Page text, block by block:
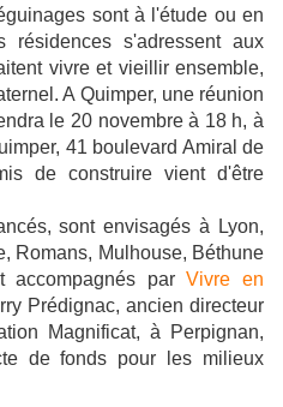
sont à l'étude ou en
s'adressent aux
vivre et vieillir ensemble,
A Quimper, une réunion
le 20 novembre à 18 h, à
41 boulevard Amiral de
de construire vient d'être
sont envisagés à Lyon,
Romans, Mulhouse, Béthune
accompagnés parVivre en
Prédignac, ancien directeur
Magnificat, à Perpignan,
de fonds pour les milieux